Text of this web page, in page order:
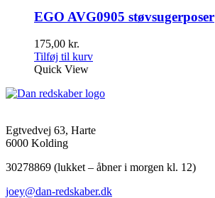
EGO AVG0905 støvsugerposer
175,00 kr.
Tilføj til kurv
Quick View
Egtvedvej 63, Harte
6000 Kolding
30278869 (lukket – åbner i morgen kl. 12)
joey@dan-redskaber.dk